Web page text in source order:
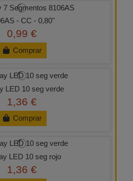
- CC - 0,80"
0,99 €
Comprar
LED 10 seg verde
1,36 €
Comprar
LED 10 seg rojo
1,36 €